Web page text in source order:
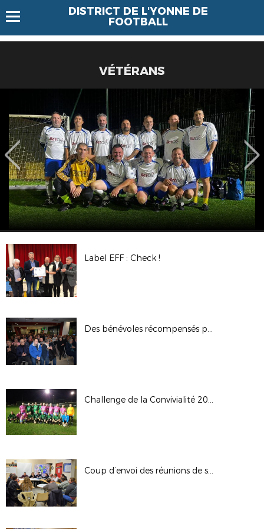
DISTRICT DE L'YONNE DE
FOOTBALL
VÉTÉRANS
Label EFF : Check !
Des bénévoles récompensés par la ligue
Challenge de la Convivialité 2019/2020
Coup d’envoi des réunions de secteur !